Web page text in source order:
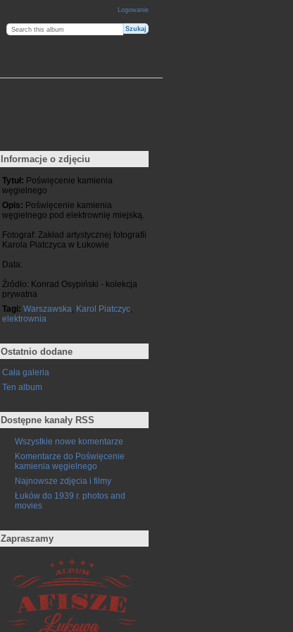
Logowanie
Informacje o zdjęciu
Tytuł: Poświęcenie kamienia
węgielnego
Opis: Poświęcenie kamienia
węgielnego pod elektrownię miejską.
Fotograf: Zakład artystycznej fotografii
Karola Piatczyca w Łukowie
Data:
Źródło: Konrad Osypiński - kolekcja
prywatna
Tagi: Warszawska Karol Piatczyc,
elektrownia
Ostatnio dodane
Cała galeria
Ten album
Dostępne kanały RSS
Wszystkie nowe komentarze
Komentarze do Poświęcenie
kamienia węgielnego
Najnowsze zdjęcia i filmy
Łuków do 1939 r. photos and
movies
Zapraszamy